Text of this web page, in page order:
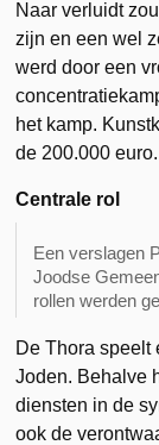
Naar verluidt
zijn en een wel
werd door een
het kamp.
de 200.000 euro.
Centrale rol
Een verslagen
Joodse
rollen werden
De Thora speelt
Joden. Behalve
diensten in de
ook de